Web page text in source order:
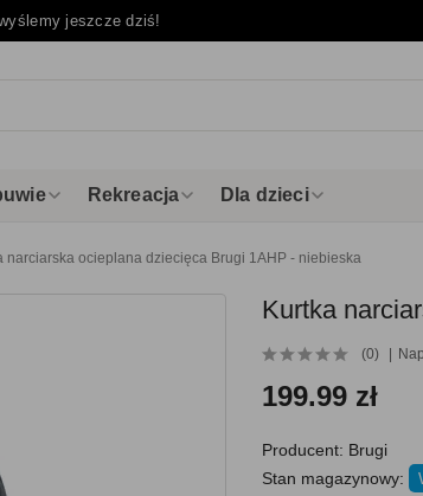
jeszcze dziś!
Rekreacja Dla dzieci
narciarska ocieplana dziecięca Brugi 1AHP - niebieska
Kurtka
(0)
199.99 zł
Producent: Brugi
Stan magazynowy: